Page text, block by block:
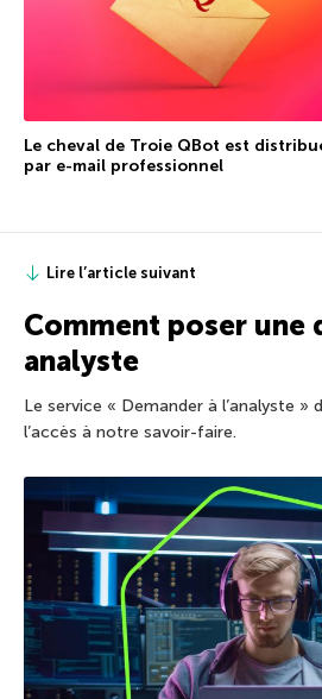
Le cheval de Troie QBot est
par e-mail professionnel
Lire l’article suivant
Comment poser une
analyste
Le service « Demander à l’analyste »
l’accès à notre savoir-faire.